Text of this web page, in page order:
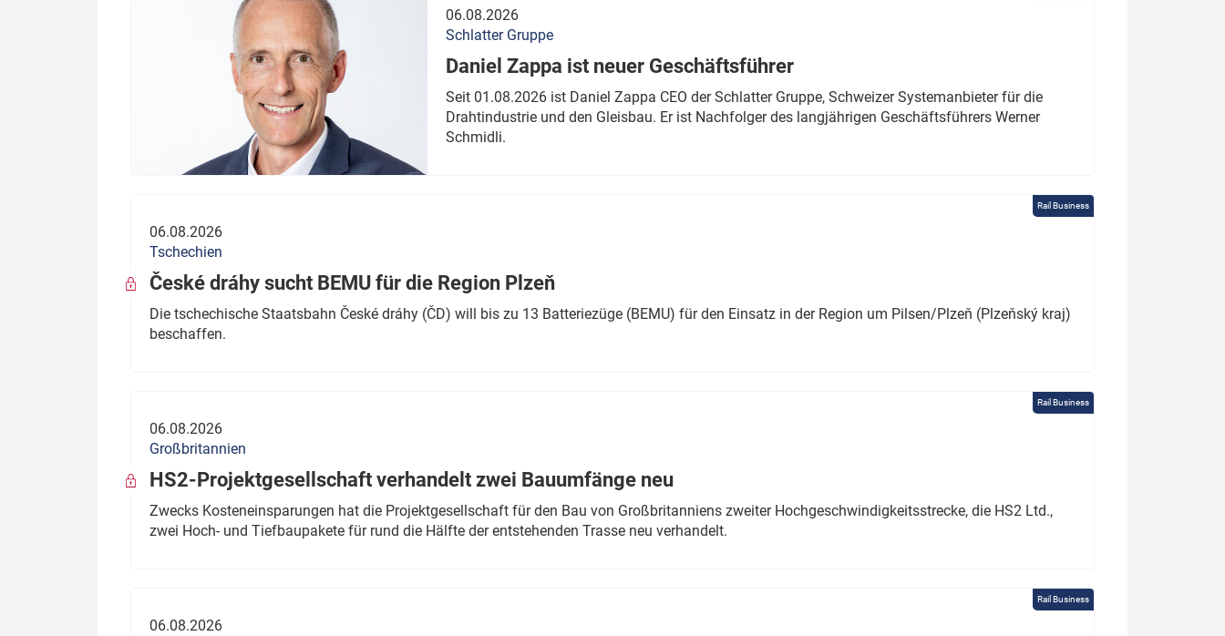
06.08.2026
Schlatter Gruppe
Daniel Zappa ist neuer Geschäftsführer
Seit 01.08.2026 ist Daniel Zappa CEO der Schlatter Gruppe, Schweizer Systemanbieter für die
Drahtindustrie und den Gleisbau. Er ist Nachfolger des langjährigen Geschäftsführers Werner
Schmidli.
Rail Business
06.08.2026
Tschechien
České dráhy sucht BEMU für die Region Plzeň
Die tschechische Staatsbahn České dráhy (ČD) will bis zu 13 Batteriezüge (BEMU) für den Einsatz in der Region um Pilsen/Plzeň (Plzeňský kraj)
beschaffen.
Rail Business
06.08.2026
Großbritannien
HS2-Projektgesellschaft verhandelt zwei Bauumfänge neu
Zwecks Kosteneinsparungen hat die Projektgesellschaft für den Bau von Großbritanniens zweiter Hochgeschwindigkeitsstrecke, die HS2 Ltd.,
zwei Hoch- und Tiefbaupakete für rund die Hälfte der entstehenden Trasse neu verhandelt.
Rail Business
06.08.2026